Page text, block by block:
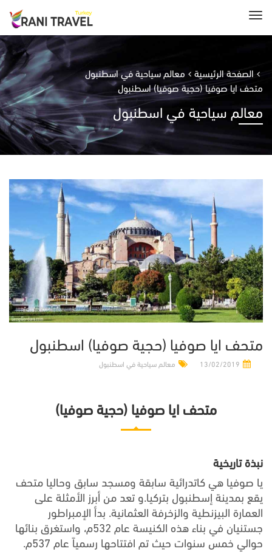
الصفحة الرئيسية
معالم سياحية في اسطنبول
متحف ايا صوفيا (حجية صوفيا) اسطنبول
معالم سياحية في اسطنبول
متحف ايا صوفيا (حجية صوفيا) اسطنبول
13/02/2019 معالم سياحية في اسطنبول
متحف ايا صوفيا (حجية صوفيا)
نبذة تاريخية
يا صوفيا هي كاتدرائية سابقة ومسجد سابق وحاليا متحف
يقع بمدينة إسطنبول بتركيا.و تعد من أبرز الأمثلة على
العمارة البيزنطية والزخرفة العثمانية. بدأ الإمبراطور
جستنيان في بناء هذه الكنيسة عام 532م، واستغرق بنائها
حوالي خمس سنوات حيث تم افتتاحها رسمياً عام 537م.